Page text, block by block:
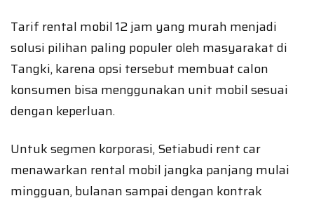
Tarif rental mobil 12 jam yang murah menjadi
solusi pilihan paling populer oleh masyarakat di
Tangki, karena opsi tersebut membuat calon
konsumen bisa menggunakan unit mobil sesuai
dengan keperluan.
Untuk segmen korporasi, Setiabudi rent car
menawarkan rental mobil jangka panjang mulai
mingguan, bulanan sampai dengan kontrak